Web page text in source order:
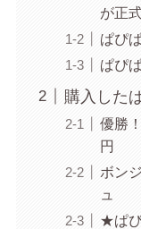
が正
ぱぴ
ぱぴ
購入した
優勝
円
ボン
ュ
★ぱ